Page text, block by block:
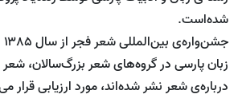
شده‌است.
زبان پارسی در گروه‌های شعر بزرگ‌سالان،
درباره‌ی شعر نشر شده‌اند، مورد ارزیابی